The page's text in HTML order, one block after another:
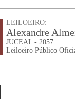
LEILOEIRO:
Alexandre
JUCEAL - 2057
Leiloeiro Público